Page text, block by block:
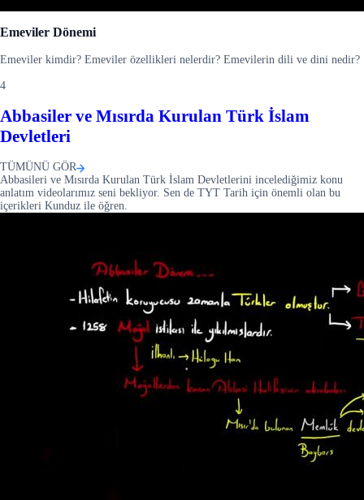
Emeviler Dönemi
Emeviler kimdir? Emeviler özellikleri nelerdir? Emevilerin dili ve dini nedir?
4
Abbasiler ve Mısırda Kurulan Türk İslam
Devletleri
TÜMÜNÜ GÖR
Abbasileri ve Mısırda Kurulan Türk İslam Devletlerini incelediğimiz konu
anlatım videolarımız seni bekliyor. Sen de TYT Tarih için önemli olan bu
içerikleri Kunduz ile öğren.